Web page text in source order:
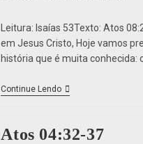
Leitura: Isaías 53Texto: Atos
em Jesus Cristo, Hoje vamos
história que é muita conhecida:
Continue Lendo
Atos 04:32-37